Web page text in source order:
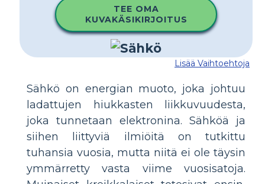
TEE OMA
KUVAKÄSIKIRJOITUS
Lisää Vaihtoehtoja
Sähkö on energian muoto, joka johtuu
ladattujen hiukkasten liikkuvuudesta,
joka tunnetaan elektronina. Sähköä ja
siihen liittyviä ilmiöitä on tutkittu
tuhansia vuosia, mutta niitä ei ole täysin
ymmärretty vasta viime vuosisatoja.